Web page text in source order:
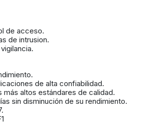
de acceso.
de intrusion.
de alta confiabilidad.
más altos estándares de calidad.
sin disminución de su rendimiento.